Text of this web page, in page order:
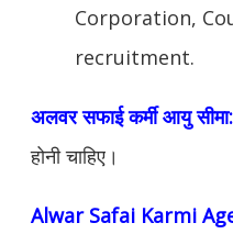
Corporation,
recruitment.
अलवर सफाई कर्मी आयु सीमा:
होनी चाहिए।
Alwar Safai Karmi